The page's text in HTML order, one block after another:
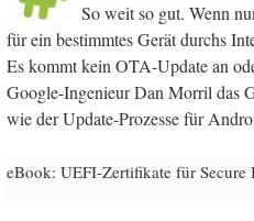
So weit so gut. Wenn
für ein bestimmtes Gerät durchs
Es kommt kein OTA-Update an
Google-Ingenieur Dan Morril das
wie der Update-Prozesse für
eBook: UEFI-Zertifikate für Secure